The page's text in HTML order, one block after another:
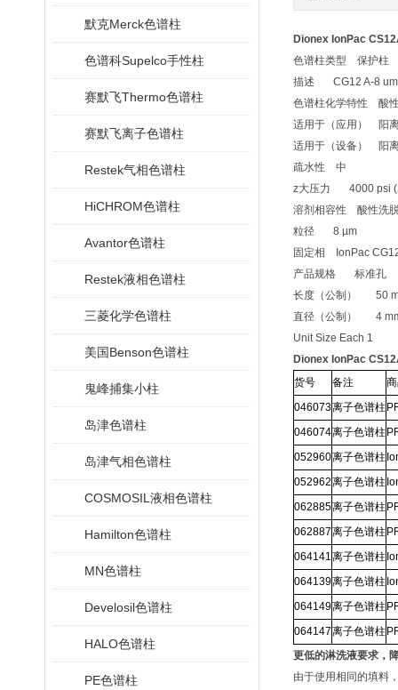
默克Merck色谱柱
色谱科Supelco手性柱
赛默飞Thermo色谱柱
赛默飞离子色谱柱
Restek气相色谱柱
HiCHROM色谱柱
Avantor色谱柱
Restek液相色谱柱
三菱化学色谱柱
美国Benson色谱柱
鬼峰捕集小柱
岛津色谱柱
岛津气相色谱柱
COSMOSIL液相色谱柱
Hamilton色谱柱
MN色谱柱
Develosil色谱柱
HALO色谱柱
PE色谱柱
Dionex IonPac
色谱柱类型
保护柱
描述
CG12 A-8
色谱柱化学特性
酸
适用于（应用）
阳
适用于（设备）
阳
疏水性
中
z大压力
4000 psi
溶剂相容性
酸性洗
粒径
8 µm
固定相
IonPac
产品规格
标准孔
长度（公制）
50
直径（公制）
4
Unit Size Each 1
Dionex IonPac
货号
备注
046073离子色谱柱
046074离子色谱柱
052960离子色谱柱
052962离子色谱柱
062885离子色谱柱
062887离子色谱柱
064141离子色谱柱
064139离子色谱柱
064149离子色谱柱
064147离子色谱柱
更低的淋洗液要求，
由于使用相同的填料